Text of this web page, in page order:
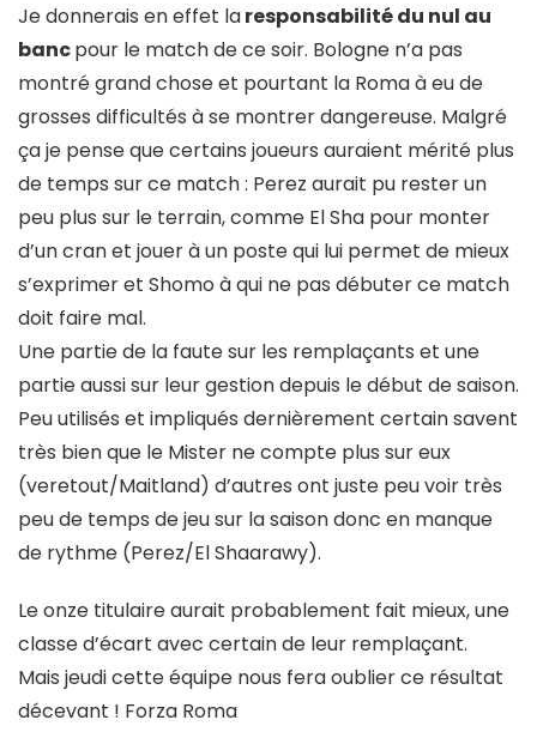
Je donnerais en effet laresponsabilité du nul au
bancpour le match de ce soir. Bologne n’a pas
montré grand chose et pourtant la Roma à eu de
grosses difficultés à se montrer dangereuse. Malgré
ça je pense que certains joueurs auraient mérité plus
de temps sur ce match : Perez aurait pu rester un
peu plus sur le terrain, comme El Sha pour monter
d’un cran et jouer à un poste qui lui permet de mieux
s’exprimer et Shomo à qui ne pas débuter ce match
doit faire mal.
Une partie de la faute sur les remplaçants et une
partie aussi sur leur gestion depuis le début de saison.
Peu utilisés et impliqués dernièrement certain savent
très bien que le Mister ne compte plus sur eux
(veretout/Maitland) d’autres ont juste peu voir très
peu de temps de jeu sur la saison donc en manque
de rythme (Perez/El Shaarawy).
Le onze titulaire aurait probablement fait mieux, une
classe d’écart avec certain de leur remplaçant.
Mais jeudi cette équipe nous fera oublier ce résultat
décevant ! Forza Roma